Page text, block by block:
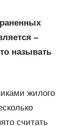
–
называть
жилого
считать